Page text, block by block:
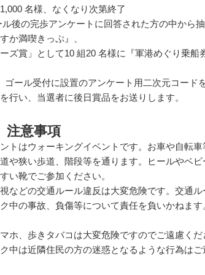
名様、なくなり次第終了
ル後の完歩アンケートに回答された方の中から
すか満喫きっぷ』、
ーズ賞」として10 組20 名様に『軍港めぐり乗
ゴール受付に設置のアンケート用二次元コード
行い、当選者に後日賞品をお送りします。
意事項
トはウォーキングイベントです。お車や自転車
や狭い歩道、階段等を通ります。ヒールやベ
い靴でご参加ください。
などの交通ルール違反は大変危険です。交通ル
中の事故、負傷等について責任を負いかねま
ホ、歩きタバコは大変危険ですのでご遠慮くだ
中は近隣住民の方の迷惑となるような行為はご